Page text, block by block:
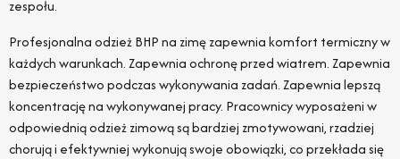
zespołu.
Profesjonalna odzież BHP na zimę zapewnia komfort termiczny w
każdych warunkach. Zapewnia ochronę przed wiatrem. Zapewnia
bezpieczeństwo podczas wykonywania zadań. Zapewnia lepszą
koncentrację na wykonywanej pracy. Pracownicy wyposażeni w
odpowiednią odzież zimową są bardziej zmotywowani, rzadziej
chorują i efektywniej wykonują swoje obowiązki, co przekłada się